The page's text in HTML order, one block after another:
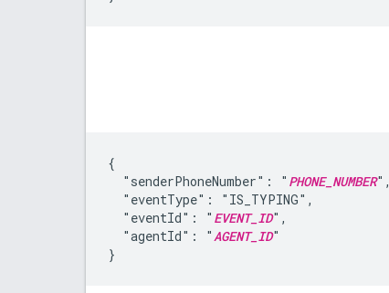
{
  "senderPhoneNumber": "
PHONE_NUMBER",
  "eventType": "IS_TYPING",
  "eventId": "
EVENT_ID",
  "agentId": "
AGENT_ID"
}